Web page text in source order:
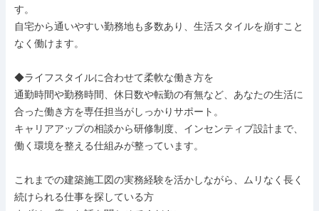
す。
自宅から通いやすい勤務地も多数あり、生活スタイルを崩すこと
なく働けます。
◆ライフスタイルに合わせて柔軟な働き方を
通勤時間や勤務時間、休日数や転勤の有無など、あなたの生活に
合った働き方を専任担当がしっかりサポート。
キャリアアップの相談から研修制度、インセンティブ設計まで、
働く環境を整える仕組みが整っています。
これまでの建築施工図の実務経験を活かしながら、ムリなく長く
続けられる仕事を探している方